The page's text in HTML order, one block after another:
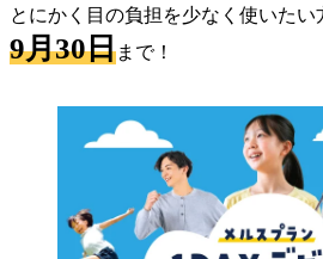
とにかく目の負担を少なく使いた
9月30日まで！